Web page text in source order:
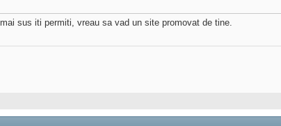
sus iti permiti, vreau sa vad un site promovat de tine.